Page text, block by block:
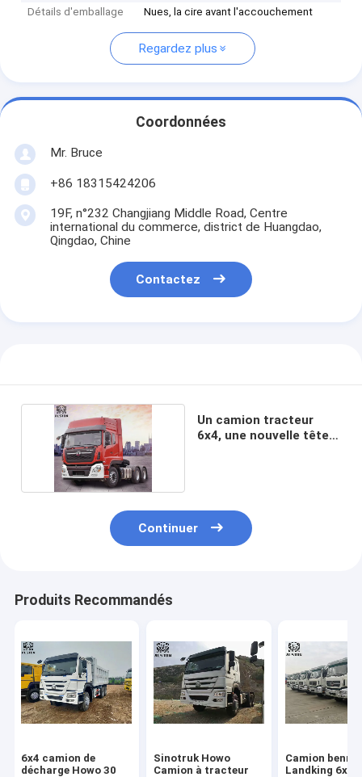
Détails d'emballage
Nues, la cire avant l'accouchement
Regardez plus
Coordonnées
Mr. Bruce
+86 18315424206
19F, n°232 Changjiang Middle Road, Centre
international du commerce, district de Huangdao,
Qingdao, Chine
Contactez
Un camion tracteur
6x4, une nouvelle tête
Continuer
Produits Recommandés
6x4 camion de
décharge Howo 30
Sinotruk Howo
Camion à tracteur
Camion benne
Landking 6x4,